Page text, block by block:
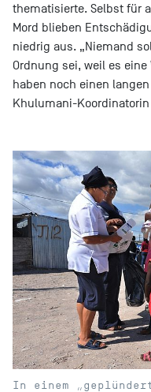
thematisierte. Selbst für
Mord blieben
niedrig aus. „Niemand
Ordnung sei, weil es
haben noch einen
Khulumani-
In einem